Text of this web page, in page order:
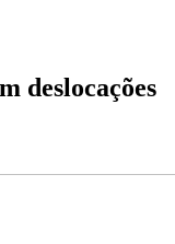
deslocações